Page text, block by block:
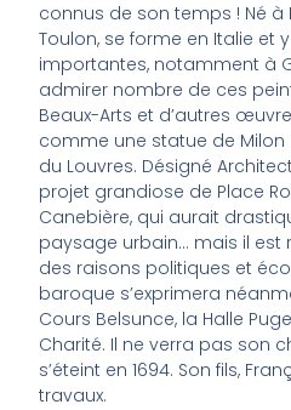
connus de son temps ! Né à
Toulon, se forme en Italie et
importantes, notamment à
admirer nombre de ces
Beaux-Arts et d’autres
comme une statue de Milon
du Louvres. Désigné
projet grandiose de Place
Canebière, qui aurait
paysage urbain… mais il est
des raisons politiques et
baroque s’exprimera
Cours Belsunce, la Halle
Charité. Il ne verra pas son
s’éteint en 1694. Son fils,
travaux.